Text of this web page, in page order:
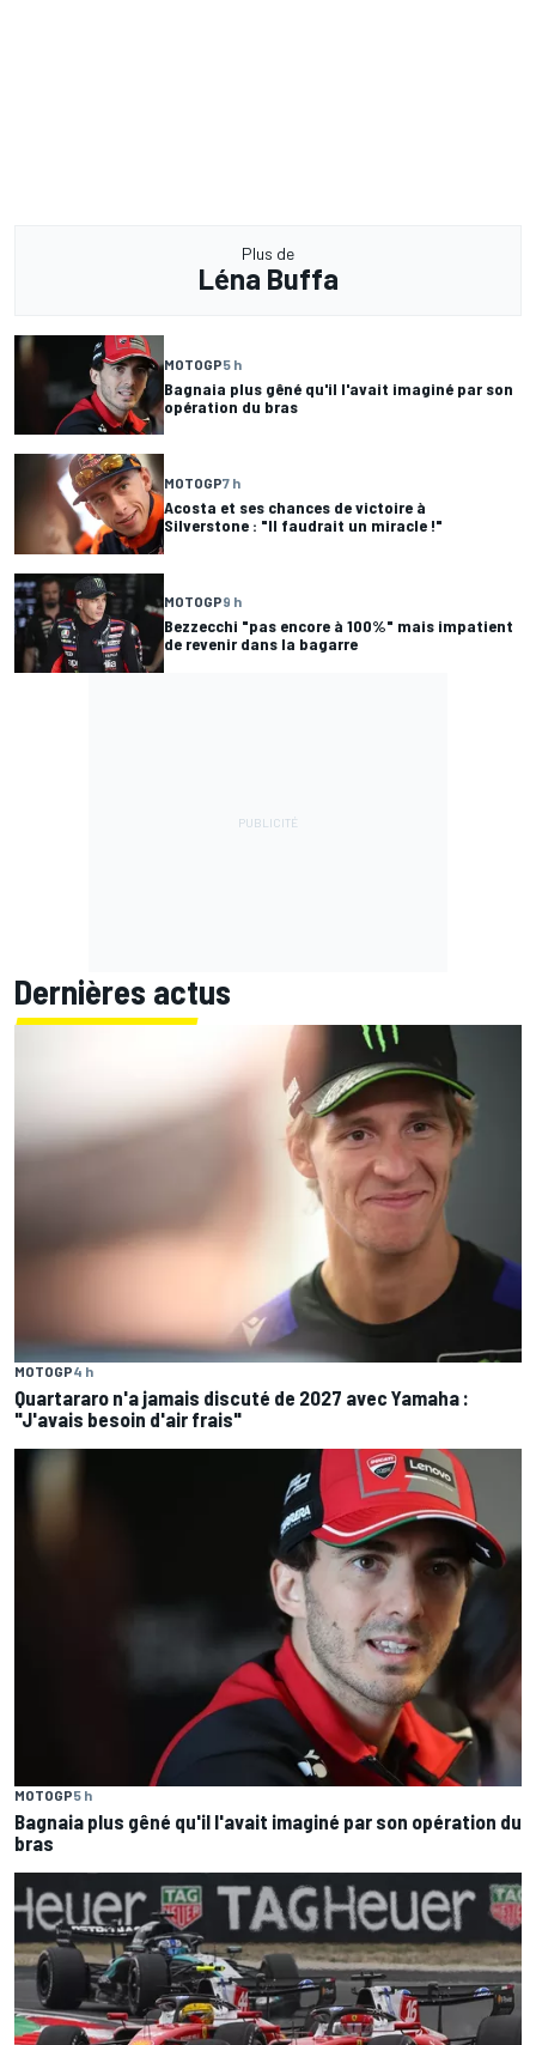
Plus de
Léna Buffa
MOTOGP5 h
Bagnaia plus gêné qu'il l'avait imaginé par son
opération du bras
MOTOGP7 h
Acosta et ses chances de victoire à
Silverstone : "Il faudrait un miracle !"
MOTOGP9 h
Bezzecchi "pas encore à 100%" mais impatient
de revenir dans la bagarre
Dernières actus
MOTOGP4 h
Quartararo n'a jamais discuté de 2027 avec Yamaha :
"J'avais besoin d'air frais"
MOTOGP5 h
Bagnaia plus gêné qu'il l'avait imaginé par son opération du
bras